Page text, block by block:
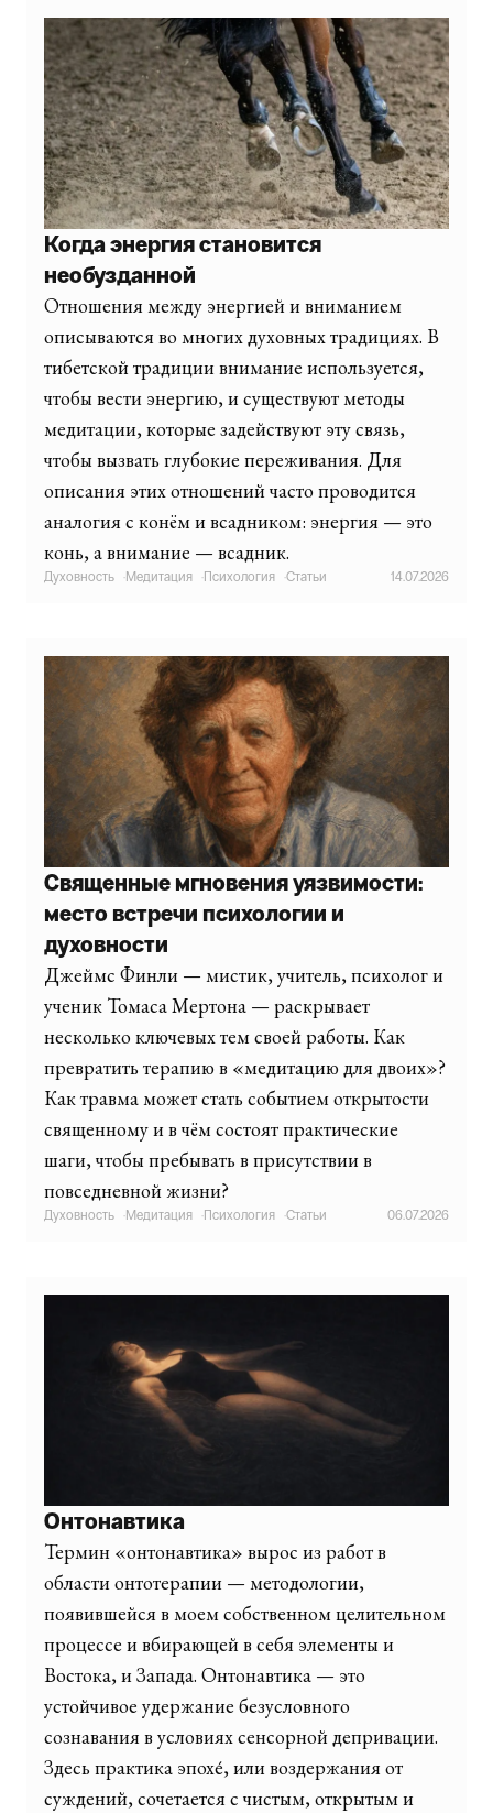
Когда энергия становится
необузданной
Отношения между энергией и вниманием
описываются во многих духовных традициях. В
тибетской традиции внимание используется,
чтобы вести энергию, и существуют методы
медитации, которые задействуют эту связь,
чтобы вызвать глубокие переживания. Для
описания этих отношений часто проводится
аналогия с конём и всадником: энергия — это
конь, а внимание — всадник.
Духовность ·Медитация ·Психология ·Статьи 14.07.2026
Священные мгновения уязвимости:
место встречи психологии и
духовности
Джеймс Финли — мистик, учитель, психолог и
ученик Томаса Мертона — раскрывает
несколько ключевых тем своей работы. Как
превратить терапию в «медитацию для двоих»?
Как травма может стать событием открытости
священному и в чём состоят практические
шаги, чтобы пребывать в присутствии в
повседневной жизни?
Духовность ·Медитация ·Психология ·Статьи 06.07.2026
Онтонавтика
Термин «онтонавтика» вырос из работ в
области онтотерапии — методологии,
появившейся в моем собственном целительном
процессе и вбирающей в себя элементы и
Востока, и Запада. Онтонавтика — это
устойчивое удержание безусловного
сознавания в условиях сенсорной депривации.
Здесь практика эпохе́, или воздержания от
суждений, сочетается с чистым, открытым и